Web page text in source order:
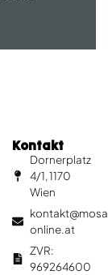
Kontakt
Dornerplatz
4/1, 1170
Wien
online.at
ZVR:
969264600